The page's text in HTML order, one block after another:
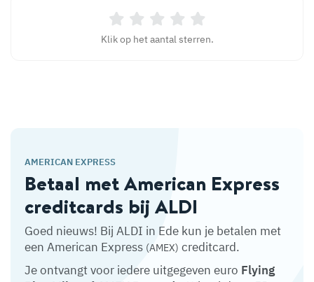
Klik op het aantal sterren.
AMERICAN EXPRESS
Betaal met American Express
creditcards bij ALDI
Goed nieuws! Bij ALDI in Ede kun je betalen met
een American Express (AMEX) creditcard.
Je ontvangt voor iedere uitgegeven euro Flying